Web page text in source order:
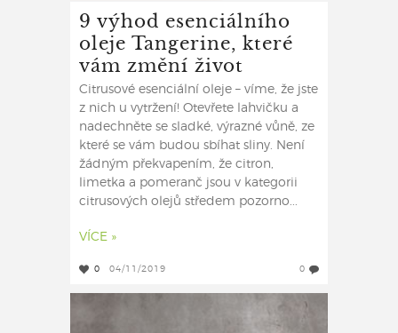
9 výhod esenciálního
oleje Tangerine, které
vám změní život
Citrusové esenciální oleje – víme, že jste
z nich u vytržení! Otevřete lahvičku a
nadechněte se sladké, výrazné vůně, ze
které se vám budou sbíhat sliny. Není
žádným překvapením, že citron,
limetka a pomeranč jsou v kategorii
citrusových olejů středem pozorno...
VÍCE »
0 04/11/2019 0